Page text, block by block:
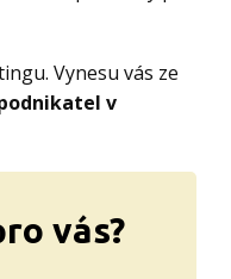
Vynesu vás ze
v
vás?